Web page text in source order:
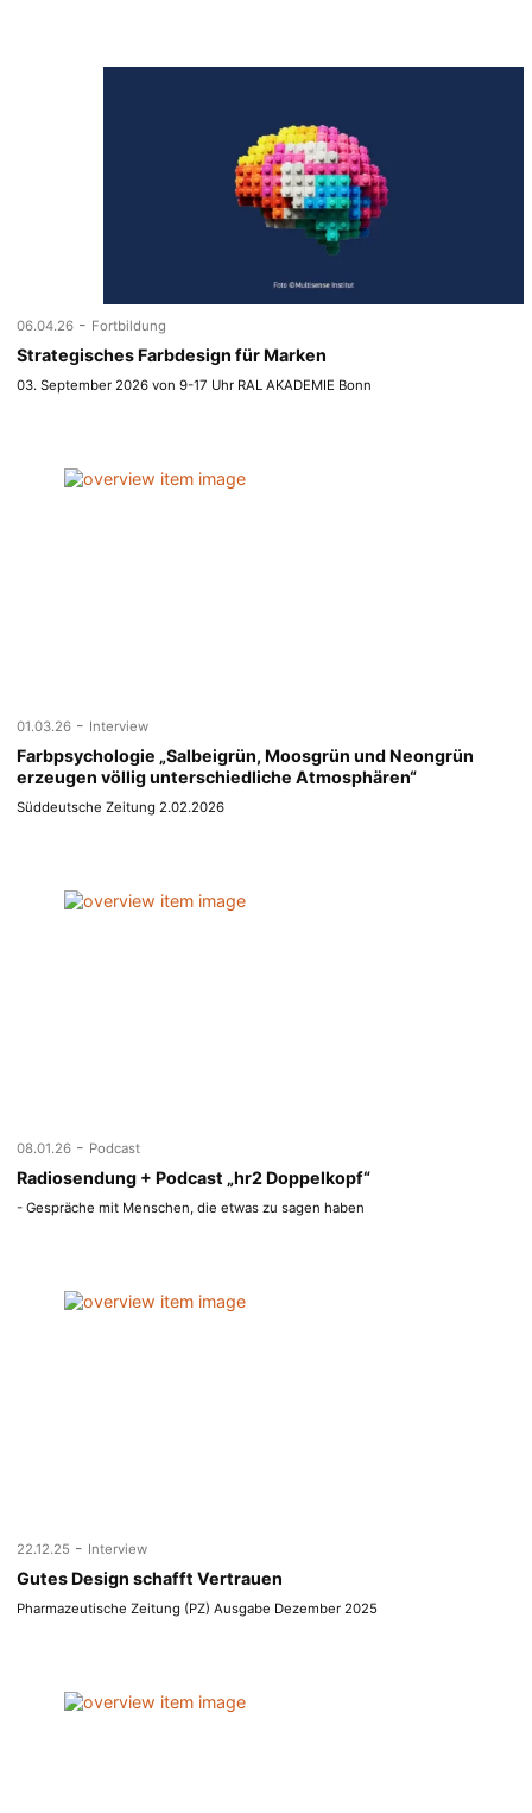
06.04.26 - Fortbildung
Strategisches Farbdesign für Marken
03. September 2026 von 9-17 Uhr RAL AKADEMIE Bonn
01.03.26 - Interview
Farbpsychologie „Salbeigrün, Moosgrün und Neongrün
erzeugen völlig unterschiedliche Atmosphären“
Süddeutsche Zeitung 2.02.2026
08.01.26 - Podcast
Radiosendung + Podcast „hr2 Doppelkopf“
- Gespräche mit Menschen, die etwas zu sagen haben
22.12.25 - Interview
Gutes Design schafft Vertrauen
Pharmazeutische Zeitung (PZ) Ausgabe Dezember 2025